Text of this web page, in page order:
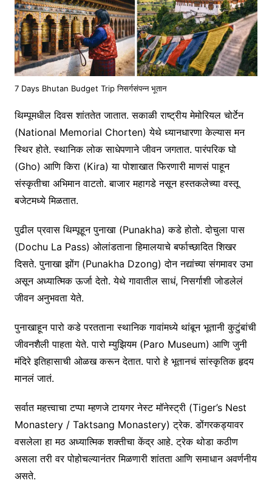
7 Days Bhutan Budget Trip निसर्गसंपन्न भूतान
थिम्पूमधील दिवस शांततेत जातात. सकाळी राष्ट्रीय मेमोरियल चोर्टेन
(National Memorial Chorten) येथे ध्यानधारणा केल्यास मन
स्थिर होते. स्थानिक लोक साधेपणाने जीवन जगतात. पारंपरिक घो
(Gho) आणि किरा (Kira) या पोशाखात फिरणारी माणसं पाहून
संस्कृतीचा अभिमान वाटतो. बाजार महागडे नसून हस्तकलेच्या वस्तू
बजेटमध्ये मिळतात.
पुढील प्रवास थिम्पूहून पुनाखा (Punakha) कडे होतो. दोचुला पास
(Dochu La Pass) ओलांडताना हिमालयाचे बर्फाच्छादित शिखर
दिसते. पुनाखा झोंग (Punakha Dzong) दोन नद्यांच्या संगमावर उभा
असून अध्यात्मिक ऊर्जा देतो. येथे गावातील साधं, निसर्गाशी जोडलेलं
जीवन अनुभवता येते.
पुनाखाहून पारो कडे परतताना स्थानिक गावांमध्ये थांबून भूतानी कुटुंबांची
जीवनशैली पाहता येते. पारो म्युझियम (Paro Museum) आणि जुनी
मंदिरे इतिहासाची ओळख करून देतात. पारो हे भूतानचं सांस्कृतिक हृदय
मानलं जातं.
सर्वात महत्त्वाचा टप्पा म्हणजे टायगर नेस्ट मॉनेस्ट्री (Tiger’s Nest
Monastery / Taktsang Monastery) ट्रेक. डोंगरकड्यावर
वसलेला हा मठ अध्यात्मिक शक्तीचा केंद्र आहे. ट्रेक थोडा कठीण
असला तरी वर पोहोचल्यानंतर मिळणारी शांतता आणि समाधान अवर्णनीय
असते.